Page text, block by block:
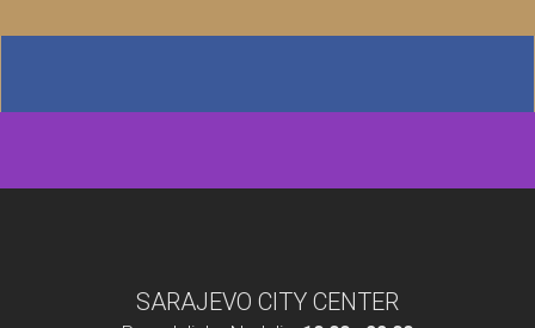
SARAJEVO CITY CENTER